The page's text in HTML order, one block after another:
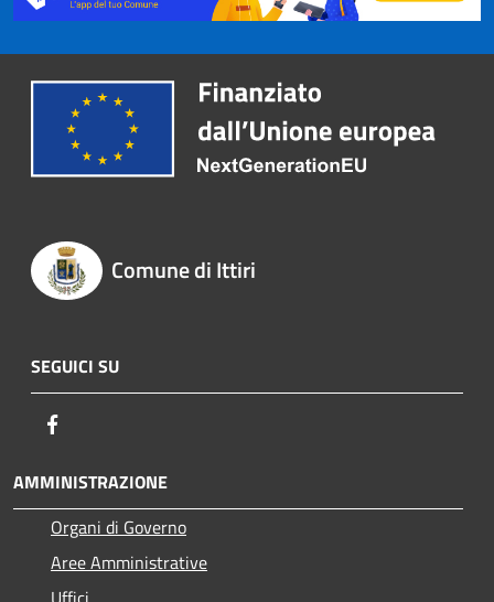
Comune di Ittiri
SEGUICI SU
AMMINISTRAZIONE
Organi di Governo
Aree Amministrative